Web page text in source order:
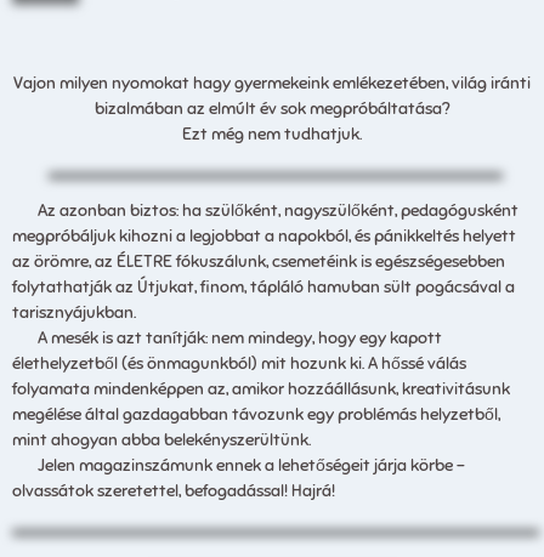
Vajon milyen nyomokat hagy gyermekeink emlékezetében, világ iránti
bizalmában az elmúlt év sok megpróbáltatása?
Ezt még nem tudhatjuk.
Az azonban biztos: ha szülőként, nagyszülőként, pedagógusként
megpróbáljuk kihozni a legjobbat a napokból, és pánikkeltés helyett
az örömre, az ÉLETRE fókuszálunk, csemetéink is egészségesebben
folytathatják az Útjukat, finom, tápláló hamuban sült pogácsával a
tarisznyájukban.
A mesék is azt tanítják: nem mindegy, hogy egy kapott
élethelyzetből (és önmagunkból) mit hozunk ki. A hőssé válás
folyamata mindenképpen az, amikor hozzáállásunk, kreativitásunk
megélése által gazdagabban távozunk egy problémás helyzetből,
mint ahogyan abba belekényszerültünk.
Jelen magazinszámunk ennek a lehetőségeit járja körbe –
olvassátok szeretettel, befogadással! Hajrá!